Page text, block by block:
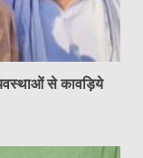
से कावड़िये